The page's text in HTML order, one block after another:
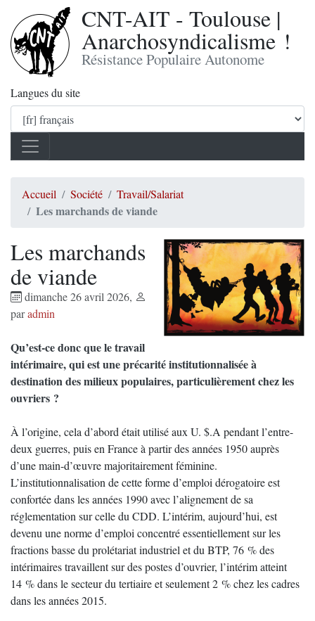
CNT-AIT - Toulouse |
Anarchosyndicalisme !
Résistance Populaire Autonome
Langues du site
Accueil Société Travail/Salariat
Les marchands de viande
Les marchands
de viande
dimanche 26 avril 2026,
paradmin
Qu’est-ce donc que le travail
intérimaire, qui est une précarité institutionnalisée à
destination des milieux populaires, particulièrement chez les
ouvriers ?
À l’origine, cela d’abord était utilisé aux U. $.A pendant l’entre-
deux guerres, puis en France à partir des années 1950 auprès
d’une main-d’œuvre majoritairement féminine.
L’institutionnalisation de cette forme d’emploi dérogatoire est
confortée dans les années 1990 avec l’alignement de sa
réglementation sur celle du CDD. L’intérim, aujourd’hui, est
devenu une norme d’emploi concentré essentiellement sur les
fractions basse du prolétariat industriel et du BTP, 76 % des
intérimaires travaillent sur des postes d’ouvrier, l’intérim atteint
14 % dans le secteur du tertiaire et seulement 2 % chez les cadres
dans les années 2015.